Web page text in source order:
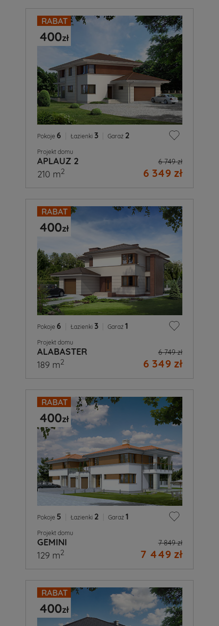
Pokoje 6 Łazienki 3 Garaż 2
Projekt domu
APLAUZ 2 6 749 zł
6 349 zł
210 m2
Pokoje 6 Łazienki 3 Garaż 1
Projekt domu
ALABASTER 6 749 zł
6 349 zł
189 m2
Pokoje 5 Łazienki 2 Garaż 1
Projekt domu
GEMINI 7 849 zł
7 449 zł
129 m2